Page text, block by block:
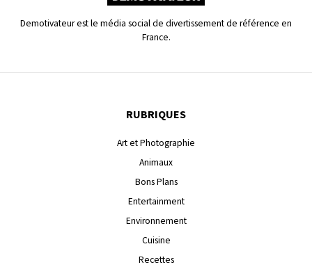
Demotivateur est le média social de divertissement de référence en
France.
RUBRIQUES
Art et Photographie
Animaux
Bons Plans
Entertainment
Environnement
Cuisine
Recettes